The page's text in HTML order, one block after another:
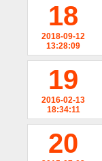
18
2018-09-12
13:28:09
19
2016-02-13
18:34:11
20